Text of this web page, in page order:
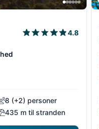
4.8
8 (+2) personer
435 m til stranden